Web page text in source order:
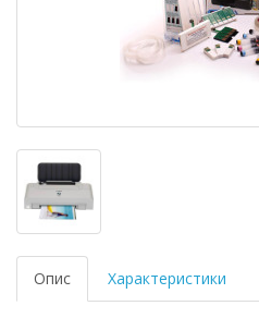
Опис Характеристики